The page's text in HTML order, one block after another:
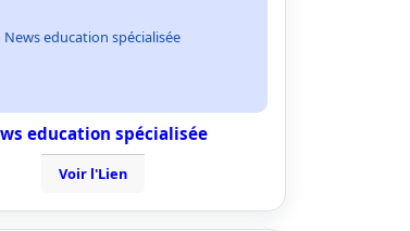
News education spécialisée
education spécialisée
Voir l'Lien